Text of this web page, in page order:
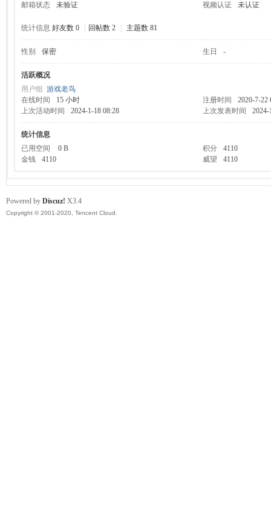
邮箱状态
未验证 视频认证 未认证
统计信息 好友数 0 回帖数 2 主题数 81
性别 保密 生日 -
活跃概况
用户组 游戏老鸟
在线时间
15 小时 注册时间
2020-7-22
上次活动时间
2024-1-18 08:28 上次发表时间 2024-
统计信息
已用空间
0 B 积分
4110
金钱
4110 威望 4110
Powered by Discuz! X3.4
Copyright © 2001-2020, Tencent Cloud.